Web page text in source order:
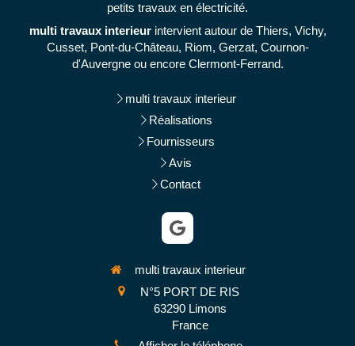
petits travaux en électricité.
multi travaux interieurintervient autour de Thiers, Vichy,
Cusset, Pont-du-Château, Riom, Gerzat, Cournon-
d'Auvergne ou encore Clermont-Ferrand.
multi travaux interieur
Réalisations
Fournisseurs
Avis
Contact
multi travaux interieur
N°5 PORT DE RIS
63290 Limons
France